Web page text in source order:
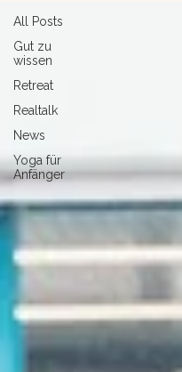
All Posts
Gut zu
wissen
Retreat
Realtalk
News
Yoga für
Anfänger